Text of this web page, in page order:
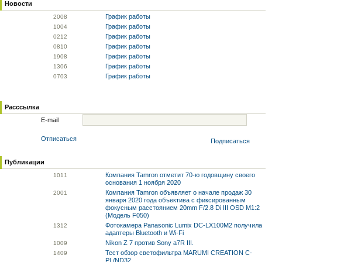
Новости
2008 График работы
1004 График работы
0212 График работы
0810 График работы
1908 График работы
1306 График работы
0703 График работы
Расссылка
E-mail
Отписаться Подписаться
Публикации
1011
Компания Tamron отметит 70-ю годовщину своего
основания 1 ноября 2020
2001
Компания Tamron объявляет о начале продаж 30
января 2020 года объектива с фиксированным
фокусным расстоянием 20mm F/2.8 Di III OSD M1:2
(Модель F050)
1312
Фотокамера Panasonic Lumix DC-LX100M2 получила
адаптеры Bluetooth и Wi-Fi
1009 Nikon Z 7 против Sony a7R III.
1409
Тест обзор светофильтра MARUMI CREATION C-
PL/ND32